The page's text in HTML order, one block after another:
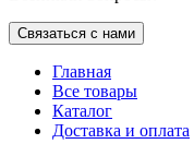
Связаться с нами
Главная
Все товары
Каталог
Доставка и оплата